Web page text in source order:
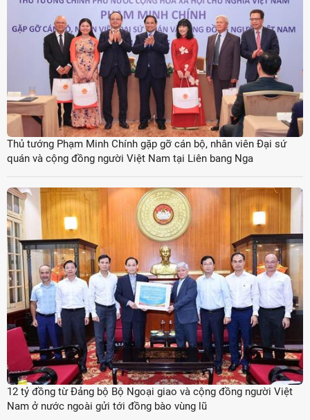
Thủ tướng Phạm Minh Chính gặp gỡ cán bộ, nhân viên Đại sứ
quán và cộng đồng người Việt Nam tại Liên bang Nga
12 tỷ đồng từ Đảng bộ Bộ Ngoại giao và cộng đồng người Việt
Nam ở nước ngoài gửi tới đồng bào vùng lũ